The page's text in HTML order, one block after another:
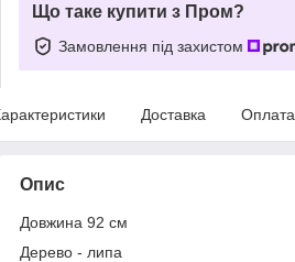
Що таке купити з Пром?
Замовлення під захистом
Доставка Оплата
Опис
Довжина 92 см
Дерево - липа